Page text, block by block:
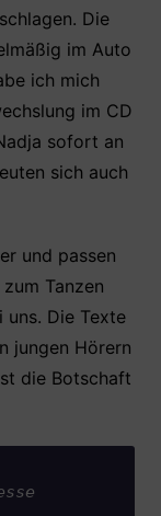
Die
im Auto
ich mich
im CD
sofort an
sich auch
und passen
Tanzen
Die Texte
jungen Hörern
die Botschaft